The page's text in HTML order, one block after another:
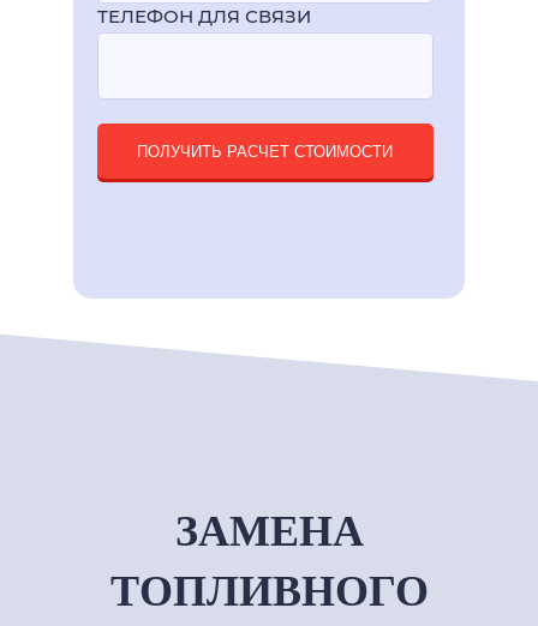
ТЕЛЕФОН ДЛЯ СВЯЗИ
ПОЛУЧИТЬ РАСЧЕТ СТОИМОСТИ
ЗАМЕНА
ТОПЛИВНОГО